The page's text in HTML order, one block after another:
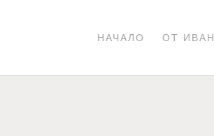
НАЧАЛО ОТ ИВАН